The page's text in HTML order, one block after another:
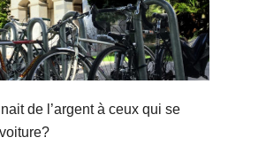
de l’argent à ceux qui se